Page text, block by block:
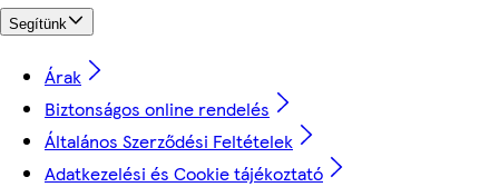
Segítünk
Árak
Biztonságos online rendelés
Általános Szerződési Feltételek
Adatkezelési és Cookie tájékoztató